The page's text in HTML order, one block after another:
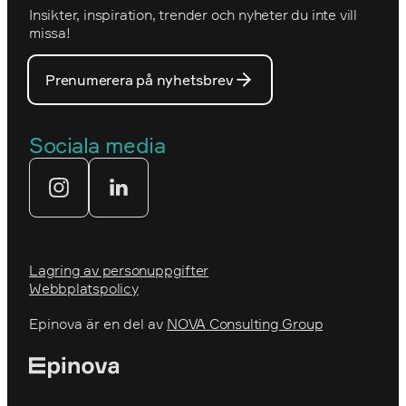
Optimizelys webb
Prins Daniels Fellowship
Tekniksprånget
Utmärkelser
Våra medarbetare
Våra partners
Insikter, inspiration, trender och nyheter du inte vill
missa!
Prenumerera på nyhetsbrev
Sociala media
Lagring av personuppgifter
Webbplatspolicy
Epinova är en del av NOVA Consulting Group